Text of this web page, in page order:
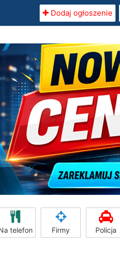
Dodaj ogłoszenie
telefon Firmy Policja